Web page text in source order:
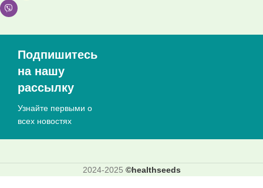
Подпишитесь
на нашу
рассылку
Узнайте первыми о
всех новостях
2024-2025 ©healthseeds